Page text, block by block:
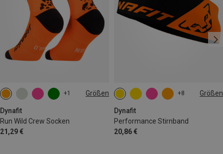
+1 Größen
Dynafit
Run Wild Crew Socken
21,29 €
35|36|37|38
39|40|41|42
43|44|45|46
+8 Größen
Dynafit
Performance Stirnband
20,86 €
ONE SIZE